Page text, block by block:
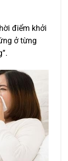
điểm khởi
ở từng